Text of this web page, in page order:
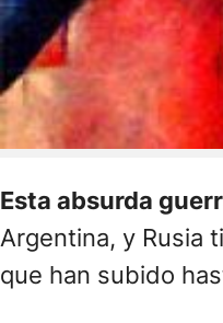
Esta absurda
Argentina, y Rusia
que han subido